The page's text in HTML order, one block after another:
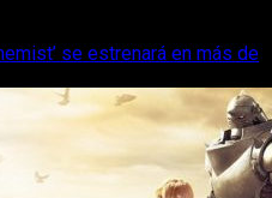
se estrenará en más de